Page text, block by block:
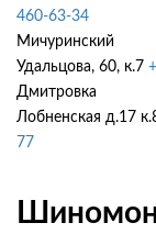
460-63-34
Мичуринский
Удальцова, 60, к.7
Дмитровка
Лобненская д.17
77